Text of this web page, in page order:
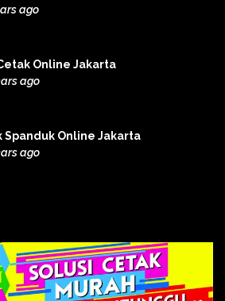
ago
Online Jakarta
ago
Spanduk Online Jakarta
ago